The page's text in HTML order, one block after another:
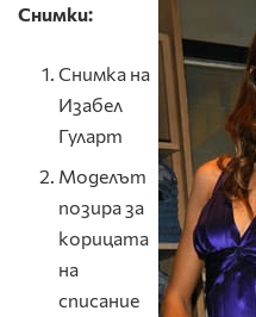
Снимки:
Снимка на
Изабел
Гуларт
Моделът
позира за
корицата
на
списание